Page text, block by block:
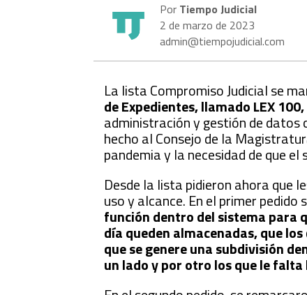
Por Tiempo Judicial
2 de marzo de 2023
admin@tiempojudicial.com
La lista Compromiso Judicial se
de Expedientes, llamado LEX 100,
administración y gestión de datos
hecho al Consejo de la
pandemia y la necesidad de que
Desde la lista pidieron ahora que
uso y alcance. En el primer
función dentro del sistema para
día queden almacenadas, que
que se genere una subdivisión
un lado y por otro los que le